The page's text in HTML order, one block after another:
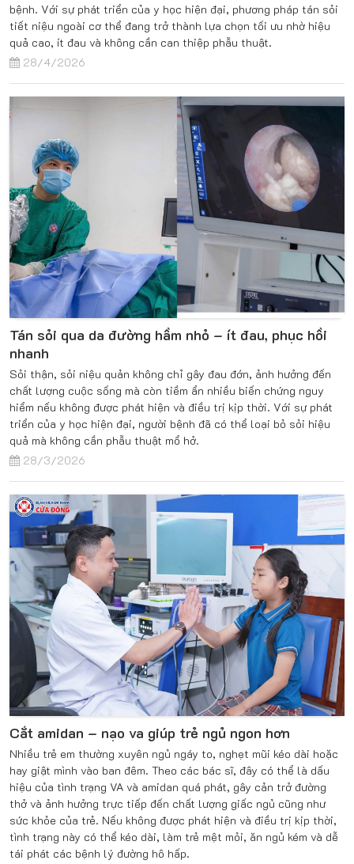
bệnh. Với sự phát triển của y học hiện đại, phương pháp tán sỏi
tiết niệu ngoài cơ thể đang trở thành lựa chọn tối ưu nhờ hiệu
quả cao, ít đau và không cần can thiệp phẫu thuật.
28/4/2026
Tán sỏi qua da đường hầm nhỏ – ít đau, phục hồi
nhanh
Sỏi thận, sỏi niệu quản không chỉ gây đau đớn, ảnh hưởng đến
chất lượng cuộc sống mà còn tiềm ẩn nhiều biến chứng nguy
hiểm nếu không được phát hiện và điều trị kịp thời. Với sự phát
triển của y học hiện đại, người bệnh đã có thể loại bỏ sỏi hiệu
quả mà không cần phẫu thuật mổ hở.
28/3/2026
Cắt amidan – nạo va giúp trẻ ngủ ngon hơn
Nhiều trẻ em thường xuyên ngủ ngáy to, nghẹt mũi kéo dài hoặc
hay giật mình vào ban đêm. Theo các bác sĩ, đây có thể là dấu
hiệu của tình trạng VA và amidan quá phát, gây cản trở đường
thở và ảnh hưởng trực tiếp đến chất lượng giấc ngủ cũng như
sức khỏe của trẻ. Nếu không được phát hiện và điều trị kịp thời,
tình trạng này có thể kéo dài, làm trẻ mệt mỏi, ăn ngủ kém và dễ
tái phát các bệnh lý đường hô hấp.